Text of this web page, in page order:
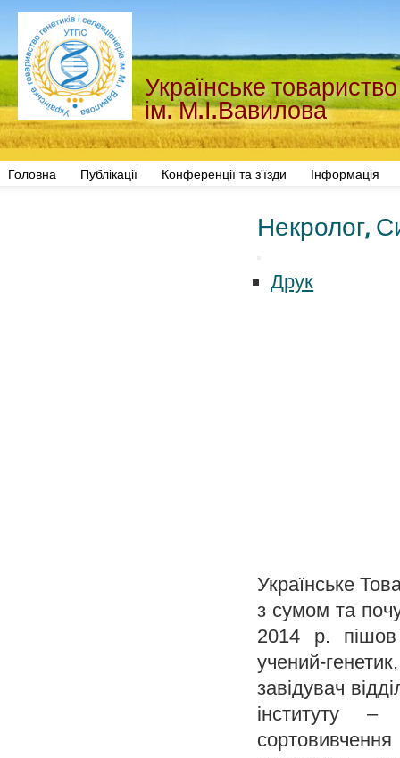
Українське товариство
ім. М.І.Вавилова
Головна Публікації Конференції та з'їзди Інформація
Некролог,
Друк
Українське
з сумом та
2014 р. пішов
учений-
завідувач
інституту –